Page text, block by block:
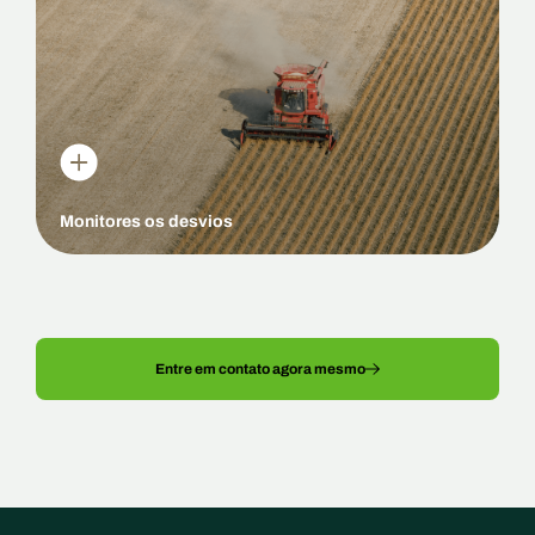
Monitores os desvios
Acompanhar o orçado x realizado mensal e
acumulado permite identificar variações em valores
absolutos e percentuais em relação ao estimado. Ao
identificar desvios, você pode tomar medidas
corretivas, lembrando que o planejamento não prevê o
futuro, mas serve para orientar as ações e ajustes
necessários.
Entre em contato agora mesmo